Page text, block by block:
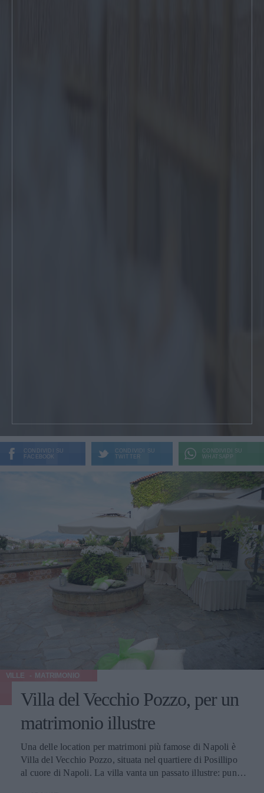
CONDIVIDI SU
FACEBOOK
CONDIVIDI SU
TWITTER
CONDIVIDI SU
WHATSAPP
VILLE MATRIMONIO
Villa del Vecchio Pozzo, per un
matrimonio illustre
Una delle location per matrimoni più famose di Napoli è
Villa del Vecchio Pozzo, situata nel quartiere di Posillipo
al cuore di Napoli. La villa vanta un passato illustre: punto